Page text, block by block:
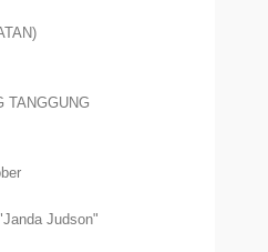
TANGGUNG
Judson"